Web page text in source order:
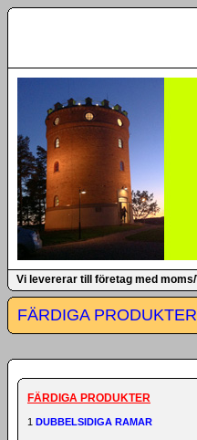
Vi levererar till företag med moms/
FÄRDIGA
FÄRDIGA PRODUKTER
1 DUBBELSIDIGA RAMAR